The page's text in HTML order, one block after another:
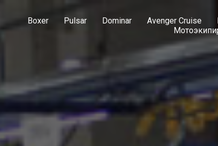
Boxer Pulsar Dominar Avenger Cruise